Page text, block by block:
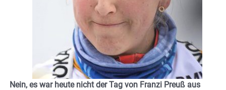
Nein, es war heute nicht der Tag von Franzi Preuß aus